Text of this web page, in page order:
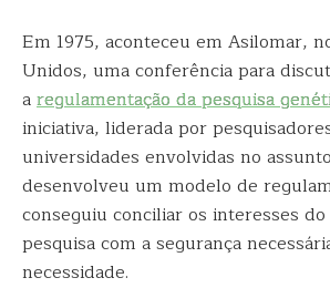
Em 1975, aconteceu em Asilomar,
Unidos, uma conferência para
aregulamentação da pesquisa
iniciativa, liderada por
universidades envolvidas no
desenvolveu um modelo de
conseguiu conciliar os interesses do
pesquisa com a segurança
necessidade.